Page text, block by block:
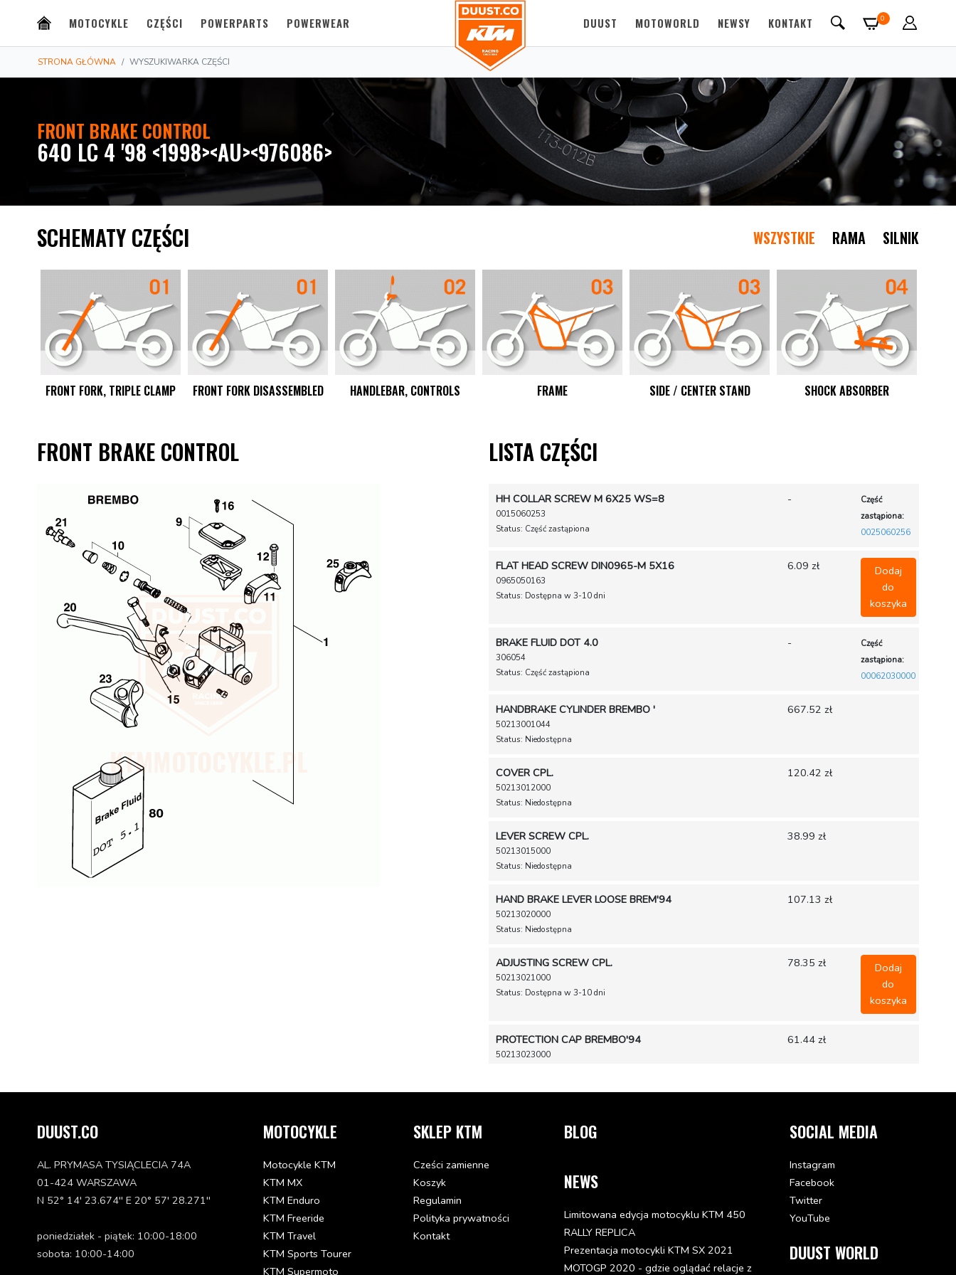
MOTOCYKLE CZĘŚCI POWERPARTS POWERWEAR DUUST MOTOWORLD NEWSY KONTAKT 0
STRONA GŁÓWNA WYSZUKIWARKA CZĘŚCI
FRONT BRAKE CONTROL
640 LC 4 '98 <1998><AU><976086>
SCHEMATY CZĘŚCI WSZYSTKIE RAMA SILNIK
FRONT FORK, TRIPLE CLAMP FRONT FORK DISASSEMBLED HANDLEBAR, CONTROLS FRAME SIDE / CENTER STAND SHOCK ABSORBER
FRONT BRAKE CONTROL LISTA CZĘŚCI
HH COLLAR SCREW M 6X25 WS=8
0015060253
Status: Część zastąpiona
-
Część
zastąpiona:
0025060256
FLAT HEAD SCREW DIN0965-M 5X16
0965050163
Status: Dostępna w 3-10 dni
6.09 zł
Dodaj
do
koszyka
BRAKE FLUID DOT 4.0
306054
Status: Część zastąpiona
-
Część
zastąpiona:
00062030000
HANDBRAKE CYLINDER BREMBO '
50213001044
Status: Niedostępna
667.52 zł
COVER CPL.
50213012000
Status: Niedostępna
120.42 zł
LEVER SCREW CPL.
50213015000
Status: Niedostępna
38.99 zł
HAND BRAKE LEVER LOOSE BREM'94
50213020000
Status: Niedostępna
107.13 zł
ADJUSTING SCREW CPL.
50213021000
Status: Dostępna w 3-10 dni
78.35 zł
Dodaj
do
koszyka
PROTECTION CAP BREMBO'94
50213023000
61.44 zł
Status: Niedostępna
65.62 zł
SUPORTE (ALUMINIO) DO ESPELHO RETROVISOR
DUUST.CO
AL. PRYMASA TYSIĄCLECIA 74A
01-424 WARSZAWA
N 52° 14' 23.674'' E 20° 57' 28.271''
poniedziałek - piątek: 10:00-18:00
sobota: 10:00-14:00
MOTOCYKLE
Motocykle KTM
KTM MX
KTM Enduro
KTM Freeride
KTM Travel
KTM Sports Tourer
KTM Supermoto
SKLEP KTM
Cześci zamienne
Koszyk
Regulamin
Polityka prywatności
Kontakt
BLOG
NEWS
Limitowana edycja motocyklu KTM 450
RALLY REPLICA
Prezentacja motocykli KTM SX 2021
MOTOGP 2020 - gdzie oglądać relacje z
SOCIAL MEDIA
Instagram
Facebook
Twitter
YouTube
DUUST WORLD